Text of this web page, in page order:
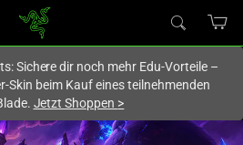
der Website von
Sichere dir noch mehr Edu-Vorteile –
Skin beim Kauf eines teilnehmenden
Jetzt Shoppen >